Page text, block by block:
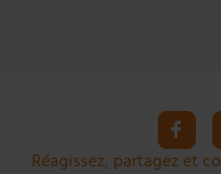
Réagissez, partagez et